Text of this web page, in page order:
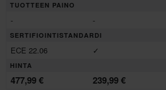
TUOTTEEN PAINO
- -
SERTIFIOINTISTANDARDI
ECE 22.06 ✓
HINTA
477,99 € 239,99 €